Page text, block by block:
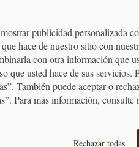
DEVOLUCIONES
publicidad personalizada
hace de nuestro sitio con
con otra información que
que usted hace de sus servicios.
También puede aceptar o
Para más información, consulte
Rechazar todas